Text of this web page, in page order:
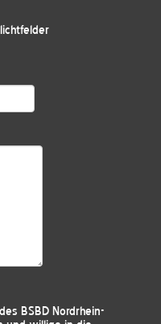
BSBD Nordrhein-